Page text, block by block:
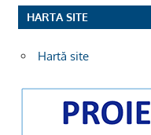
HARTA SITE
Hartă site